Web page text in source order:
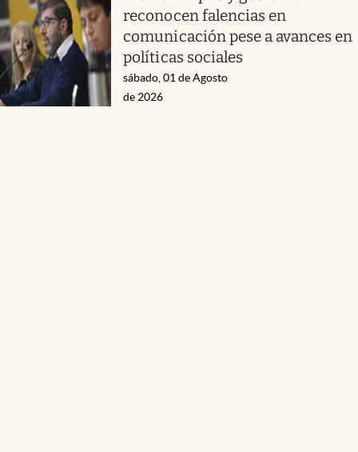
reconocen falencias en
comunicación pese a avances en
políticas sociales
sábado, 01 de Agosto
de 2026